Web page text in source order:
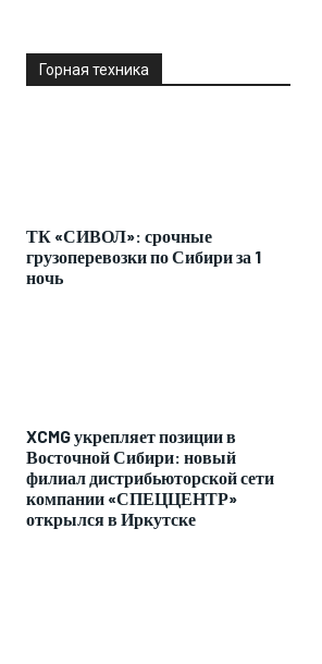
Горная техника
ТК «СИВОЛ»: срочные
грузоперевозки по Сибири за 1
ночь
XCMG укрепляет позиции в
Восточной Сибири: новый
филиал дистрибьюторской сети
компании «СПЕЦЦЕНТР»
открылся в Иркутске